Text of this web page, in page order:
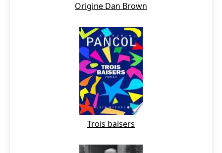
Origine Dan Brown
Trois baisers